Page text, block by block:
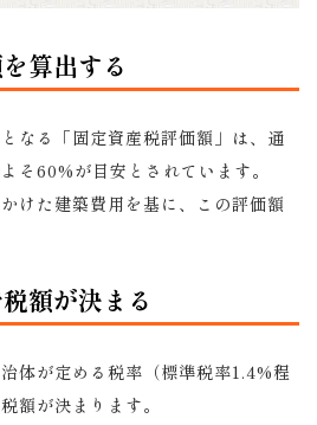
算出する
なる「固定資産税評価額」は、通
そ60%が目安とされています。
けた建築費用を基に、この評価額
額が決まる
体が定める税率（標準税率1.4%程
額が決まります。